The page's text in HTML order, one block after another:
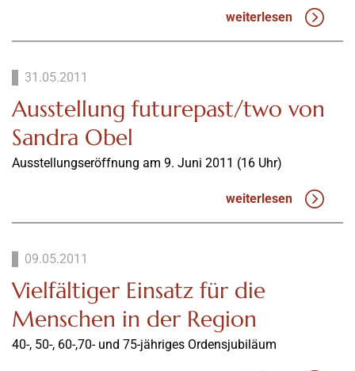
weiterlesen
31.05.2011
Ausstellung futurepast/two von
Sandra Obel
Ausstellungseröffnung am 9. Juni 2011 (16 Uhr)
weiterlesen
09.05.2011
Vielfältiger Einsatz für die
Menschen in der Region
40-, 50-, 60-,70- und 75-jähriges Ordensjubiläum